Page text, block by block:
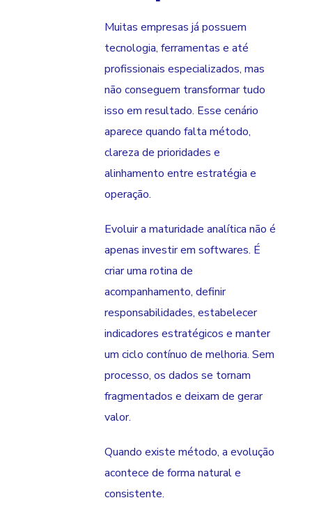
Muitas empresas já possuem
tecnologia, ferramentas e até
profissionais especializados, mas
não conseguem transformar tudo
isso em resultado. Esse cenário
aparece quando falta método,
clareza de prioridades e
alinhamento entre estratégia e
operação.
Evoluir a maturidade analítica não é
apenas investir em softwares. É
criar uma rotina de
acompanhamento, definir
responsabilidades, estabelecer
indicadores estratégicos e manter
um ciclo contínuo de melhoria. Sem
processo, os dados se tornam
fragmentados e deixam de gerar
valor.
Quando existe método, a evolução
acontece de forma natural e
consistente.